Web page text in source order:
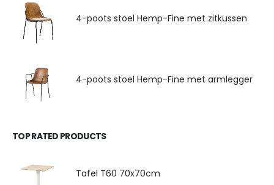
4-poots stoel Hemp-Fine met zitkussen
4-poots stoel Hemp-Fine met armlegger
TOP RATED PRODUCTS
Tafel T60 70x70cm